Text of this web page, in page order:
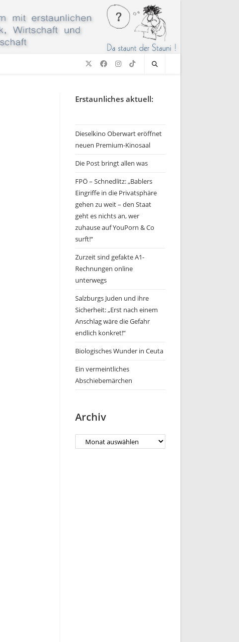
Erstaunliches aktuell:
Dieselkino Oberwart eröffnet
neuen Premium-Kinosaal
Die Post bringt allen was
FPÖ – Schnedlitz: „Bablers
Eingriffe in die Privatsphäre
gehen zu weit – den Staat
geht es nichts an, wer
zuhause auf YouPorn & Co
surft!“
Zurzeit sind gefakte A1-
Rechnungen online
unterwegs
Salzburgs Juden und ihre
Sicherheit: „Erst nach einem
Anschlag wäre die Gefahr
endlich konkret!“
Biologisches Wunder in Ceuta
Ein vermeintliches
Abschiebemärchen
Archiv
Archiv